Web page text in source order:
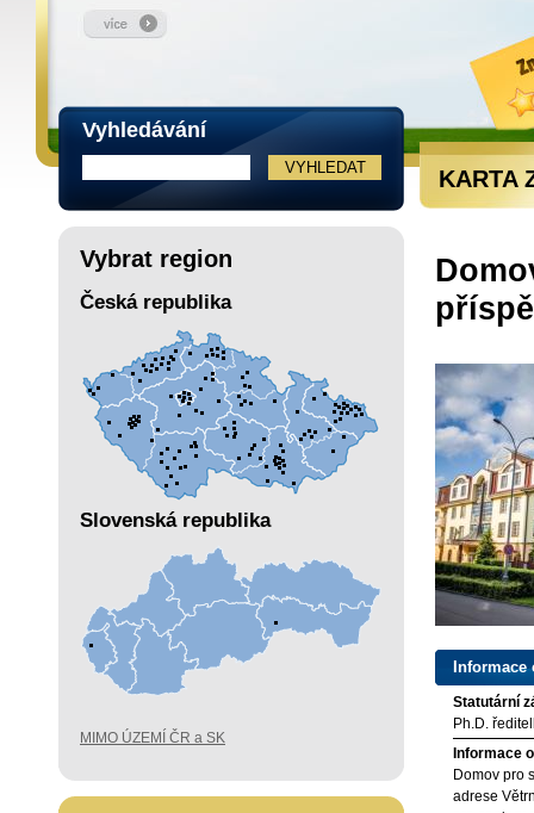
Vyhledávání
Vybrat region
Česká republika
Slovenská republika
MIMO ÚZEMÍ ČR a SK
KARTA
Statutární
Ph.D.
Informace
Domov pro
adrese